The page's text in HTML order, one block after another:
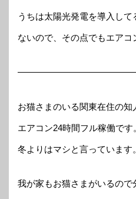
うちは太陽光発電を導入し
ないので、その点でもエアコ
お猫さまのいる関東在住の
エアコン24時間フル稼働です
冬よりはマシと言っています。
我が家もお猫さまがいるの